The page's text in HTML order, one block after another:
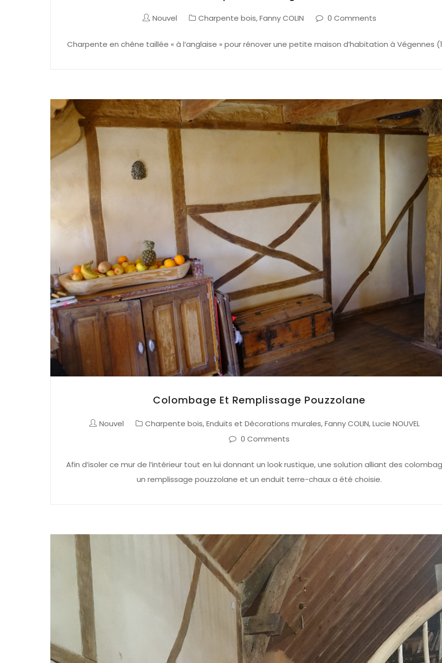
Nouvel Charpente bois,Fanny COLIN 0 Comments
Charpente en chêne taillée « à l’anglaise » pour rénover une petite maison d’habitation à Végennes
Colombage Et Remplissage Pouzzolane
Nouvel Charpente bois,Enduits et Décorations murales,Fanny COLIN,Lucie NOUVEL
0 Comments
Afin d’isoler ce mur de l’intérieur tout en lui donnant un look rustique, une solution alliant des
un remplissage pouzzolane et un enduit terre-chaux a été choisie.